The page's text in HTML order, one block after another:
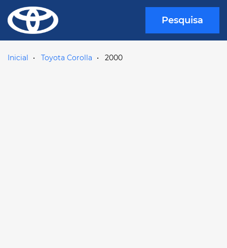
Pesquisa
Inicial Toyota Corolla 2000